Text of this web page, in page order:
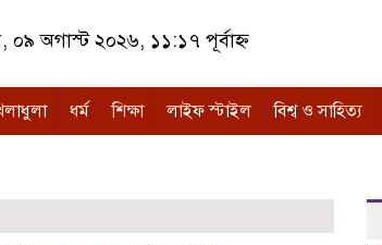
০৯ অগাস্ট ২০২৬, ১১:১৭ পূর্বাহ্ন
ধর্ম শিক্ষা লাইফ স্টাইল বিশ্ব ও সাহিত্য